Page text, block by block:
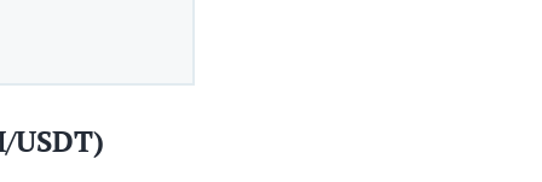
USDT)